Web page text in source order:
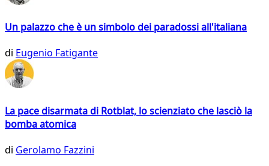
Un palazzo che è un simbolo dei paradossi all'italiana
di Eugenio Fatigante
La pace disarmata di Rotblat, lo scienziato che lasciò la
bomba atomica
di Gerolamo Fazzini